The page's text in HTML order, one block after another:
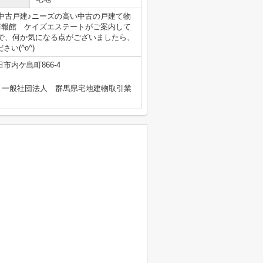
戸建♪ニーズの高い中古の戸建て物
館 ケイズエステートがご案内して
何か気になる点がございましたら、
さい(^o^)
市内ケ島町866-4
般社団法人 群馬県宅地建物取引業